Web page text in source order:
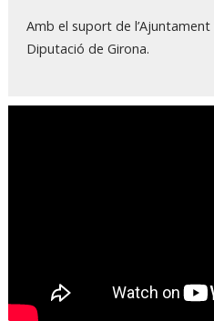
Amb el suport de
Diputació de Girona.